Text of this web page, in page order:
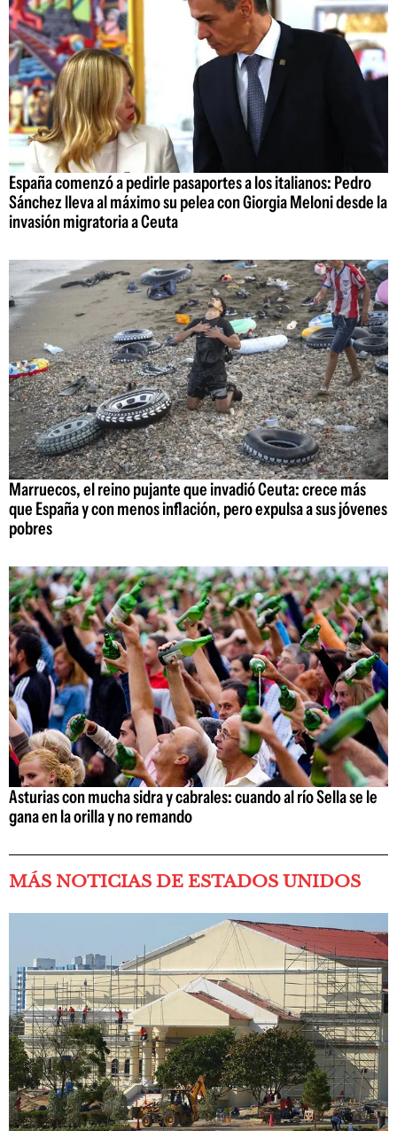
España comenzó a pedirle pasaportes a los italianos: Pedro
Sánchez lleva al máximo su pelea con Giorgia Meloni desde la
invasión migratoria a Ceuta
Marruecos, el reino pujante que invadió Ceuta: crece más
que España y con menos inflación, pero expulsa a sus jóvenes
pobres
Asturias con mucha sidra y cabrales: cuando al río Sella se le
gana en la orilla y no remando
MÁS NOTICIAS DE ESTADOS UNIDOS